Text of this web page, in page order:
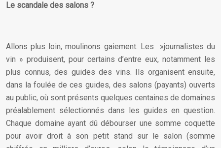
Le scandale des salons ?
Allons plus loin, moulinons gaiement. Les »journalistes du
vin » produisent, pour certains d’entre eux, notamment les
plus connus, des guides des vins. Ils organisent ensuite,
dans la foulée de ces guides, des salons (payants) ouverts
au public, où sont présents quelques centaines de domaines
préalablement sélectionnés dans les guides en question.
Chaque domaine ayant dû débourser une somme coquette
pour avoir droit à son petit stand sur le salon (somme